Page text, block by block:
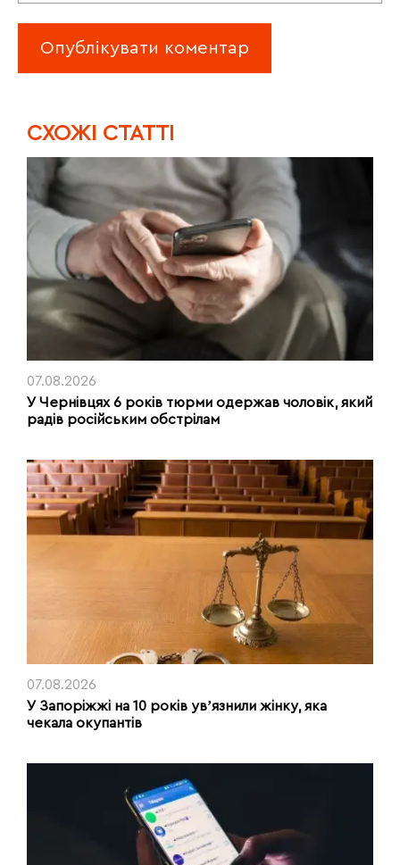
CХОЖІ СТАТТІ
07.08.2026
У Чернівцях 6 років тюрми одержав чоловік, який
радів російським обстрілам
07.08.2026
У Запоріжжі на 10 років увʼязнили жінку, яка
чекала окупантів